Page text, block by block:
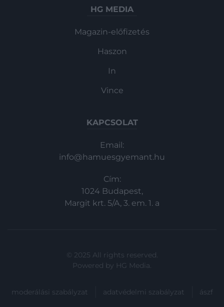
HG MEDIA
Magazin-előfizetés
Haszon
In
Vince
KAPCSOLAT
Email:
info@hamuesgyemant.hu
Cím:
1024 Budapest,
Margit krt. 5/A, 3. em. 1. a
© 2025 All rights reserved.
Powered by HG Media.
moderálási szabályzat adatvédelmi szabályzat ászf